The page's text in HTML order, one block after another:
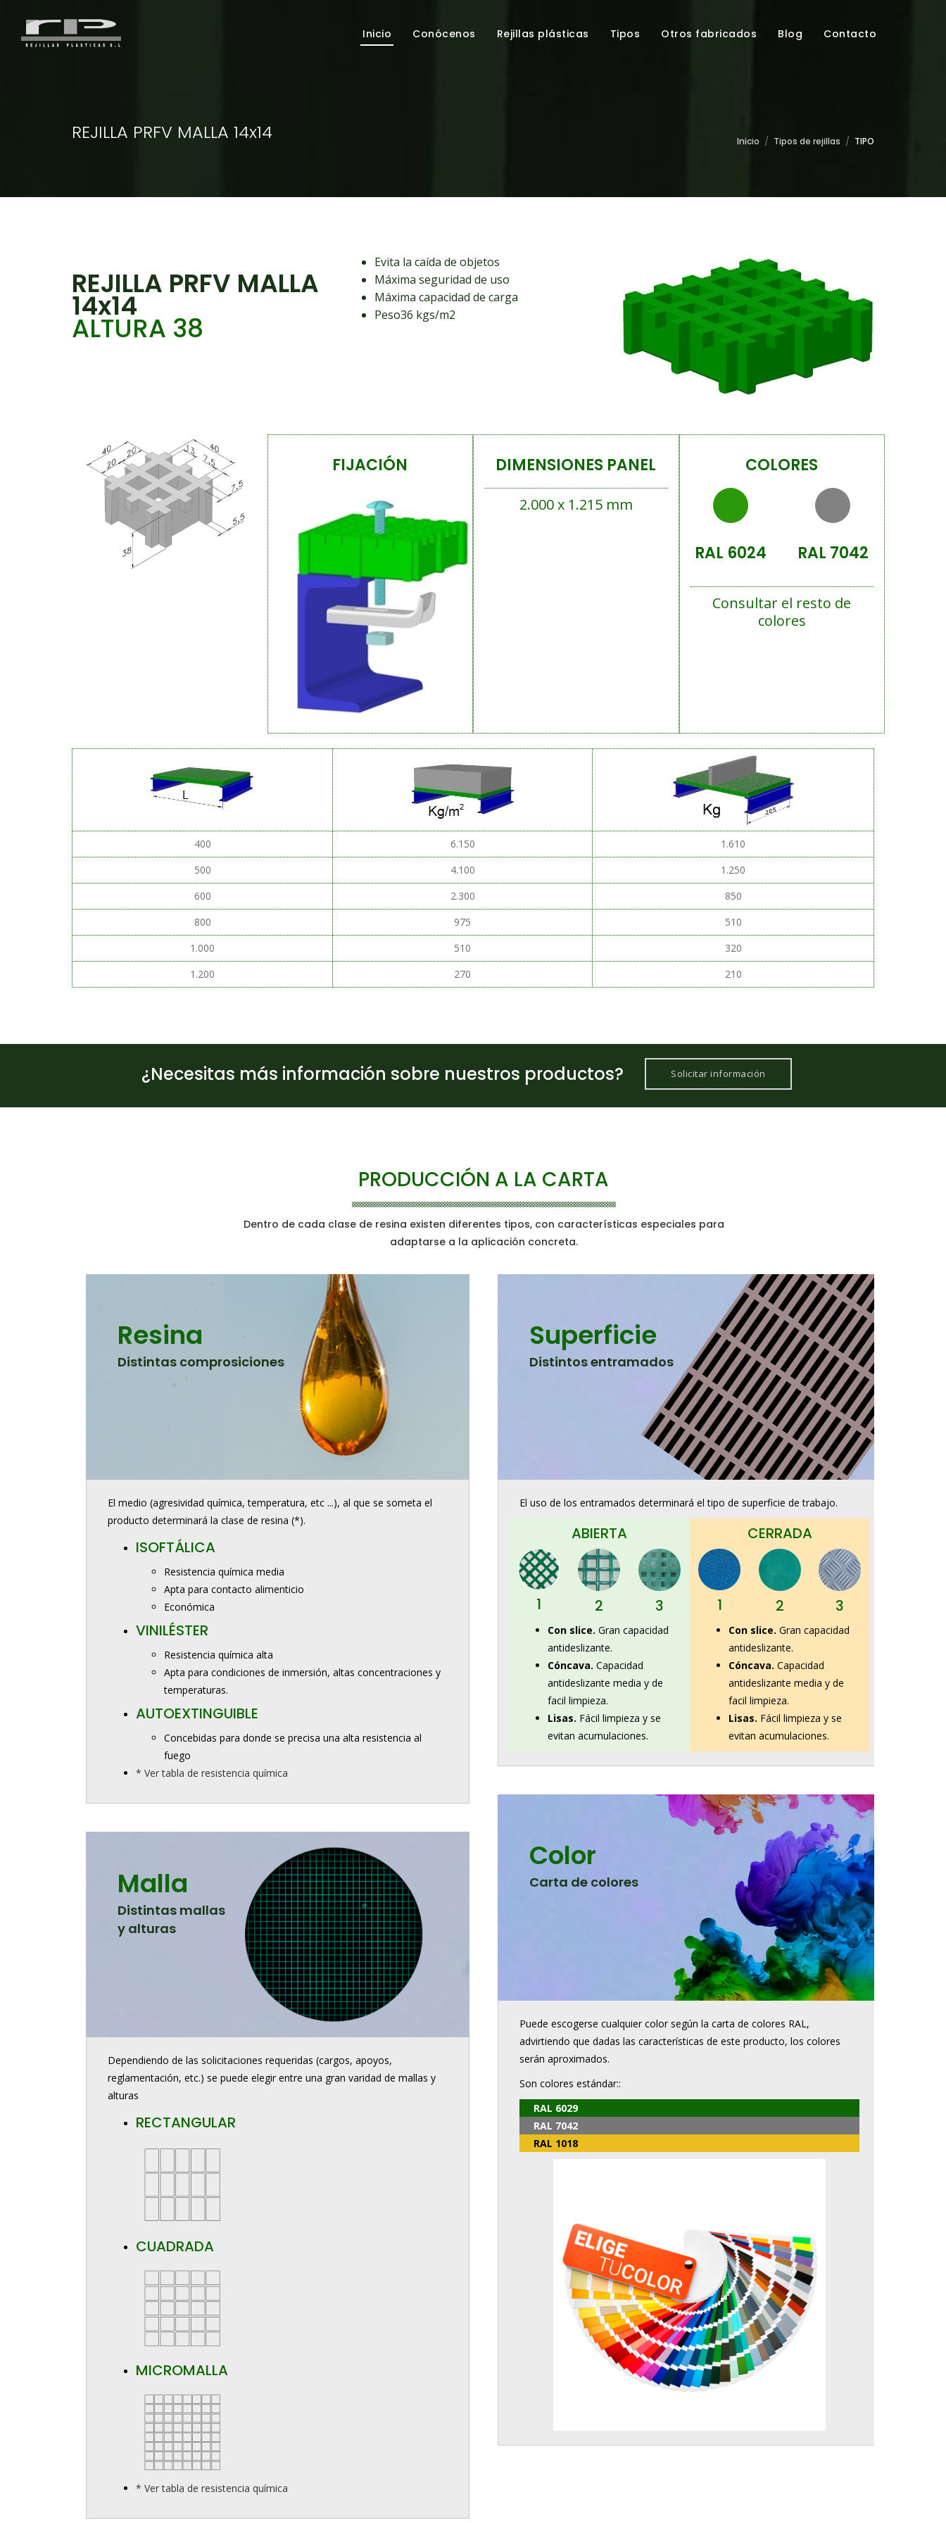
Inicio Conócenos Rejillas plásticas Tipos Otros fabricados Blog Contacto
REJILLA PRFV MALLA 14x14 Inicio / Tipos de rejillas / TIPO
REJILLA PRFV MALLA
14x14
ALTURA 38
Evita la caída de objetos
Máxima seguridad de uso
Máxima capacidad de carga
Peso36 kgs/m2
FIJACIÓN DIMENSIONES PANEL
2.000 x 1.215 mm
COLORES
RAL 6024 RAL 7042
Consultar el resto de
colores
400 6.150
1.610
500
4.100
1.250
600
2.300
850
800
975
510
1.000
510
320
1.200
270 210
¿Necesitas más información sobre nuestros productos? Solicitar información
PRODUCCIÓN A LA CARTA
Dentro de cada clase de resina existen diferentes tipos, con características especiales para
adaptarse a la aplicación concreta.
Resina
Distintas comprosiciones
El medio (agresividad química, temperatura, etc ...), al que se someta el
producto determinará la clase de resina (*).
ISOFTÁLICA
Resistencia química media
Apta para contacto alimenticio
Económica
VINILÉSTER
Resistencia química alta
Apta para condiciones de inmersión, altas concentraciones y
temperaturas.
AUTOEXTINGUIBLE
Concebidas para donde se precisa una alta resistencia al
fuego
* Ver tabla de resistencia química
Malla
Distintas mallas
y alturas
Dependiendo de las solicitaciones requeridas (cargos, apoyos,
reglamentación, etc.) se puede elegir entre una gran varidad de mallas y
alturas
RECTANGULAR
CUADRADA
MICROMALLA
* Ver tabla de resistencia química
Superficie
Distintos entramados
El uso de los entramados determinará el tipo de superficie de trabajo.
ABIERTA
1 2 3
Con slice. Gran capacidad
antideslizante.
Cóncava. Capacidad
antideslizante media y de
facil limpieza.
Lisas. Fácil limpieza y se
evitan acumulaciones.
CERRADA
1 2 3
Con slice. Gran capacidad
antideslizante.
Cóncava. Capacidad
antideslizante media y de
facil limpieza.
Lisas. Fácil limpieza y se
evitan acumulaciones.
Color
Carta de colores
Puede escogerse cualquier color según la carta de colores RAL,
advirtiendo que dadas las características de este producto, los colores
serán aproximados.
Son colores estándar::
RAL 6029
RAL 7042
RAL 1018